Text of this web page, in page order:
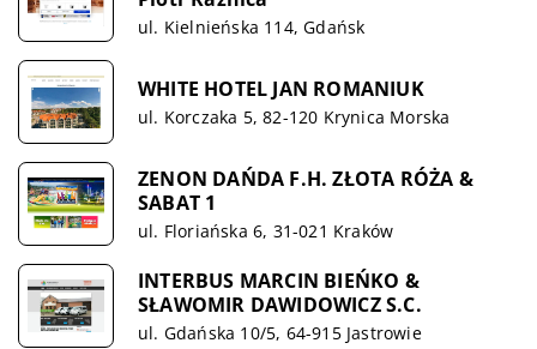
ul. Kielnieńska 114, Gdańsk
WHITE HOTEL JAN ROMANIUK
ul. Korczaka 5, 82-120 Krynica Morska
ZENON DAŃDA F.H. ZŁOTA RÓŻA &
SABAT 1
ul. Floriańska 6, 31-021 Kraków
INTERBUS MARCIN BIEŃKO &
SŁAWOMIR DAWIDOWICZ S.C.
ul. Gdańska 10/5, 64-915 Jastrowie